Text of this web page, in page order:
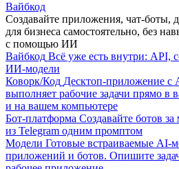
Вайбкод
Создавайте приложения, чат-боты,
для бизнеса самостоятельно, без
с помощью ИИ
Вайбкод Всё уже есть внутри: API,
ИИ-модели
Коворк/Код Десктоп-приложение с
выполняет рабочие задачи прямо в
и на вашем компьютере
Бот-платформа Создавайте ботов
из Telegram одним промптом
Модели Готовые встраиваемые AI-
приложений и ботов. Опишите